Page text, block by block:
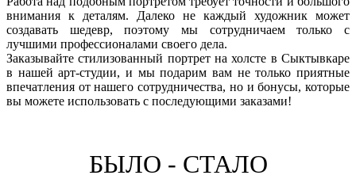
внимания к деталям. Далеко не каждый художник может
создавать шедевр, поэтому мы сотрудничаем только с
лучшими профессионалами своего дела.
Заказывайте стилизованный портрет на холсте в Сыктывкаре
в нашей арт-студии, и мы подарим вам не только приятные
впечатления от нашего сотрудничества, но и бонусы, которые
вы можете использовать с последующими заказами!
БЫЛО - СТАЛО